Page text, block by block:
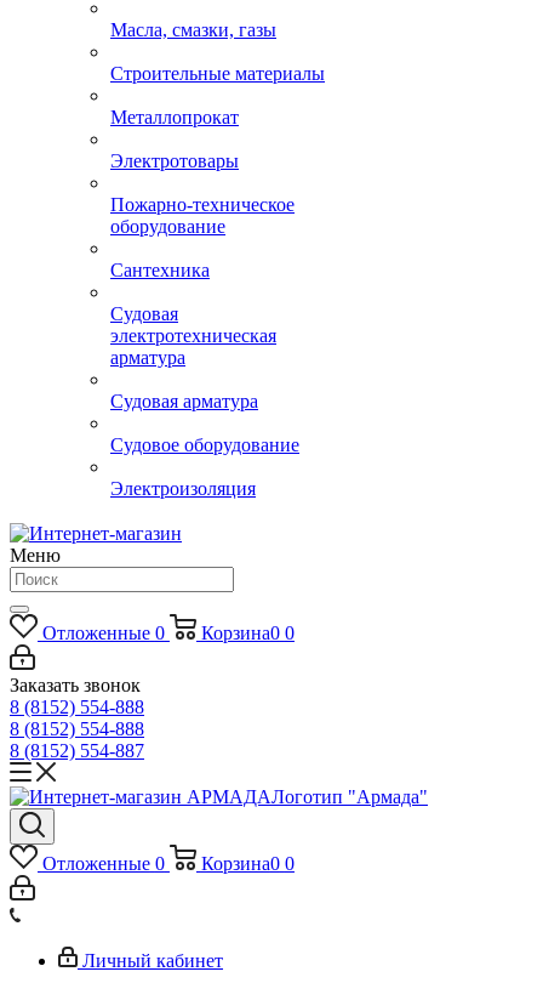
Масла, смазки, газы
Строительные материалы
Металлопрокат
Электротовары
Пожарно-техническое
оборудование
Сантехника
Судовая
электротехническая
арматура
Судовая арматура
Судовое оборудование
Электроизоляция
Меню
Отложенные 0 Корзина0 0
Заказать звонок
8 (8152) 554-888
8 (8152) 554-888
8 (8152) 554-887
Логотип "Армада"
Отложенные 0 Корзина0 0
Личный кабинет